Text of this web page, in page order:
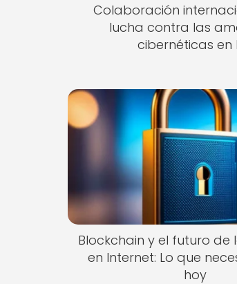
Colaboración
lucha contra las
cibernéticas en
Blockchain y el futuro de
en Internet: Lo que
hoy